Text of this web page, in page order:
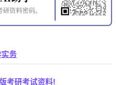
务
考研考试资料!